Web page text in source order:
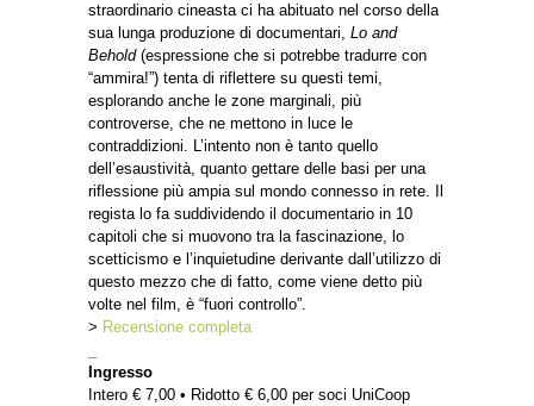
straordinario cineasta ci ha abituato nel corso della
sua lunga produzione di documentari, Lo and
Behold (espressione che si potrebbe tradurre con
“ammira!”) tenta di riflettere su questi temi,
esplorando anche le zone marginali, più
controverse, che ne mettono in luce le
contraddizioni. L’intento non è tanto quello
dell’esaustività, quanto gettare delle basi per una
riflessione più ampia sul mondo connesso in rete. Il
regista lo fa suddividendo il documentario in 10
capitoli che si muovono tra la fascinazione, lo
scetticismo e l’inquietudine derivante dall’utilizzo di
questo mezzo che di fatto, come viene detto più
volte nel film, è “fuori controllo”.
> Recensione completa
Ingresso
Intero € 7,00 • Ridotto € 6,00 per soci UniCoop